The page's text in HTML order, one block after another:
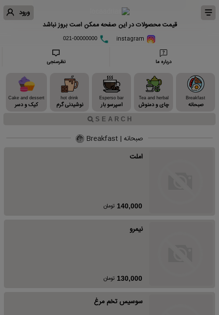
ورود
قیمت محصولات در این صفحه ممکن است بروز نباشد
021-00000000
درباره ما نظرسنجی
Breakfast
صبحانه
Tea and herbal
چای و دمنوش
Esperso bar
اسپرسو بار
hot drink
نوشیدنی گرم
Cake and dessert
کیک و دسر
صبحانه | Breakfast
املت
140,000 تومان
نیمرو
130,000 تومان
سوسیس تخم مرغ